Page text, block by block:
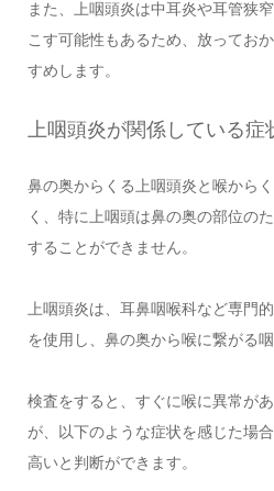
また、上咽頭炎は中耳炎や耳管狭
こす可能性もあるため、放ってお
すめします。
上咽頭炎が関係している症
鼻の奥からくる上咽頭炎と喉から
く、特に上咽頭は鼻の奥の部位の
することができません。
上咽頭炎は、耳鼻咽喉科など専門
を使用し、鼻の奥から喉に繋がる
検査をすると、すぐに喉に異常が
が、以下のような症状を感じた場
高いと判断ができます。